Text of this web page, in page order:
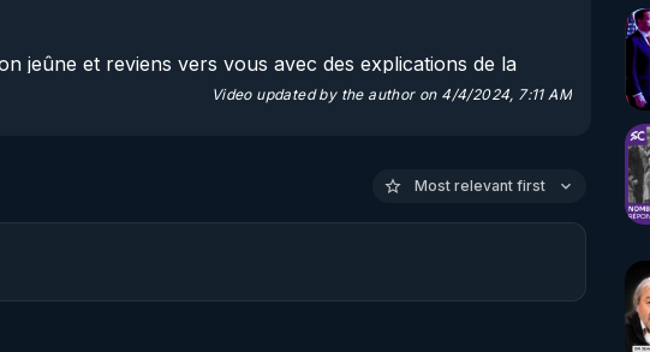
jeûne et reviens vers vous avec des explications de la
perspectives pour l'avenir et au passage quelques infos
saison, le compte à rebours est lancé.
la propagande actuelle,  offrez nous votre témoignage :
Video updated by the author on 4/4/2024, 7:11 AM
Most relevant first